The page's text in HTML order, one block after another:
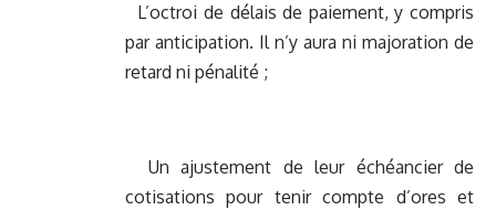
L’octroi de délais de paiement, y compris
par anticipation. Il n’y aura ni majoration de
retard ni pénalité ;
Un ajustement de leur échéancier de
cotisations pour tenir compte d’ores et